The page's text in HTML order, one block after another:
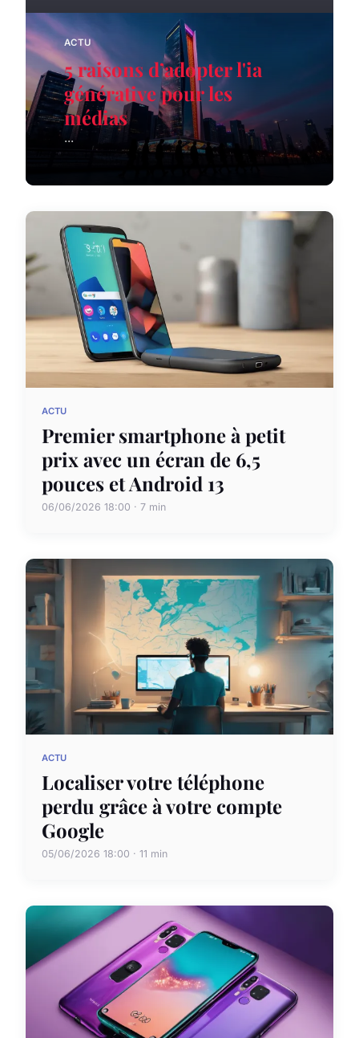
ACTU
5 raisons d’adopter l'ia
générative pour les
médias
...
ACTU
Premier smartphone à petit
prix avec un écran de 6,5
pouces et Android 13
06/06/2026 18:00 · 7 min
ACTU
Localiser votre téléphone
perdu grâce à votre compte
Google
05/06/2026 18:00 · 11 min